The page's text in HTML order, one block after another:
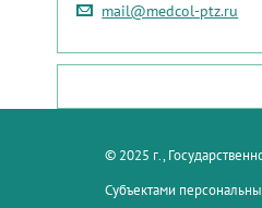
mail@medcol-ptz.ru
© 2025 г.,
Субъектами